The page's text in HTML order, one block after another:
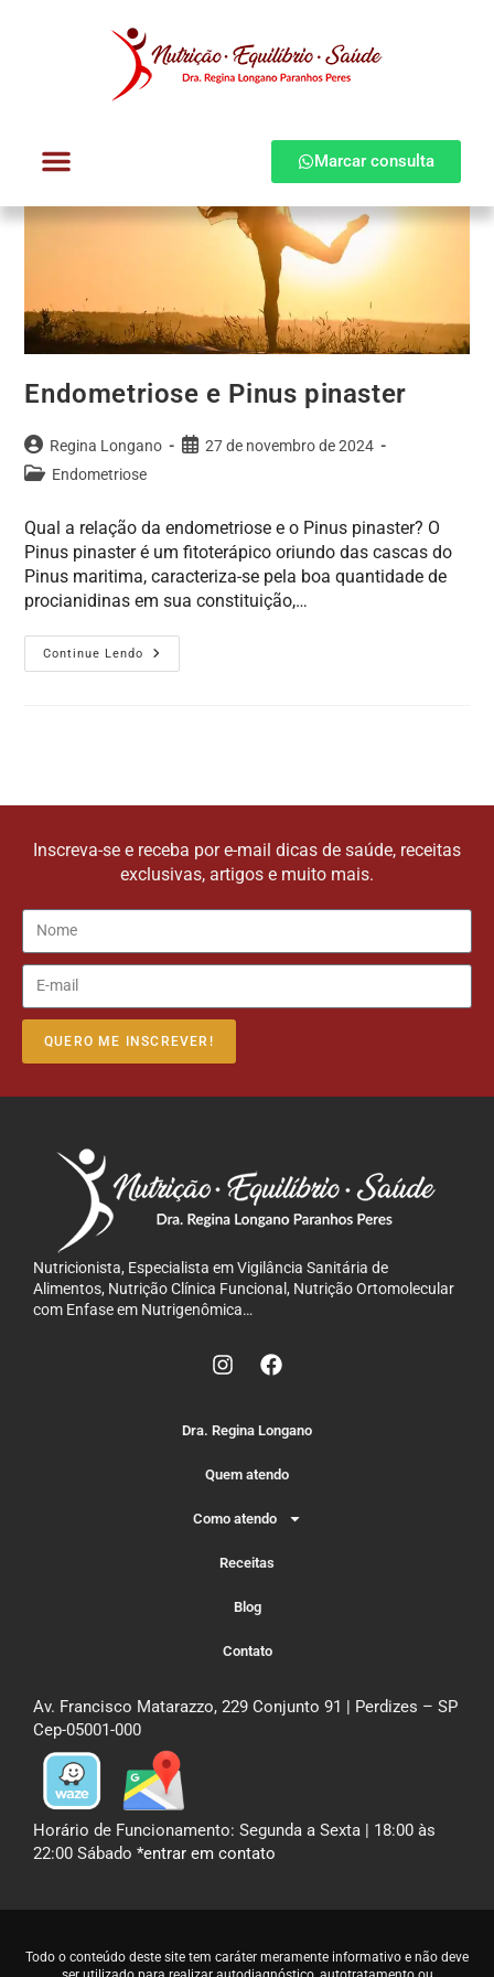
Marcar consulta
Endometriose e Pinus pinaster
Regina Longano
27 de novembro de 2024
Endometriose
Qual a relação da endometriose e o Pinus pinaster? O
Pinus pinaster é um fitoterápico oriundo das cascas do
Pinus maritima, caracteriza-se pela boa quantidade de
procianidinas em sua constituição,…
Continue Lendo
Inscreva-se e receba por e-mail dicas de saúde, receitas
exclusivas, artigos e muito mais.
QUERO ME INSCREVER!
Nutricionista, Especialista em Vigilância Sanitária de
Alimentos, Nutrição Clínica Funcional, Nutrição Ortomolecular
com Enfase em Nutrigenômica…
Dra. Regina Longano
Quem atendo
Como atendo
Receitas
Blog
Contato
Av. Francisco Matarazzo, 229 Conjunto 91 | Perdizes – SP
Cep-05001-000
Horário de Funcionamento: Segunda a Sexta | 18:00 às
22:00 Sábado *entrar em contato
Todo o conteúdo deste site tem caráter meramente informativo e não deve